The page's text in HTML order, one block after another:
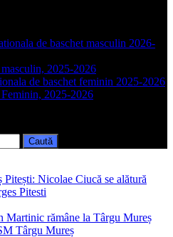
de baschet masculin 2026-
2025-2026
de baschet feminin 2025-2026
2025-2026
Nicolae Ciucă se alătură
Pitesti
Martinic rămâne la Târgu Mureș
Târgu Mureș